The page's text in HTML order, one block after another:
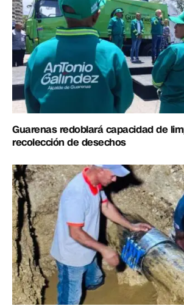
Guarenas redoblará capacidad de
recolección de desechos